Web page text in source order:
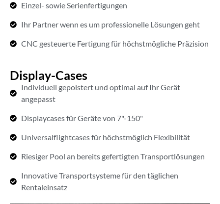
Einzel- sowie Serienfertigungen
Ihr Partner wenn es um professionelle Lösungen geht
CNC gesteuerte Fertigung für höchstmögliche Präzision
Display-Cases
Individuell gepolstert und optimal auf Ihr Gerät
angepasst
Displaycases für Geräte von 7"-150"
Universalflightcases für höchstmöglich Flexibilität
Riesiger Pool an bereits gefertigten Transportlösungen
Innovative Transportsysteme für den täglichen
Rentaleinsatz